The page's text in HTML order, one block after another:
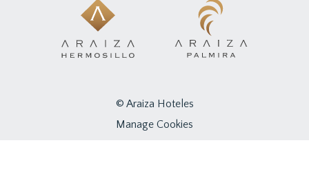
© Araiza Hoteles
Manage Cookies